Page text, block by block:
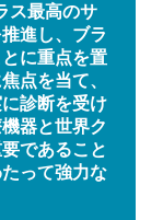
ス最高のサ
進し、ブラ
に重点を置
点を当て、
診断を受け
器と世界ク
であること
って強力な